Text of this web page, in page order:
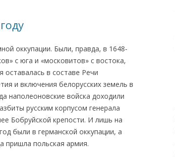
ОТЗЫВЫ, ПРЕДЛОЖЕНИЯ,
УТОЧНЕНИЯ, ДОПОЛНЕНИЯ
КТО КОГО ИЩЕТ
оккупации. Были, правда, в 1648-
с юга и «московитов» с востока,
в составе Речи
и включения белорусских земель в
наполеоновские войска доходили
русским корпусом генерала
Бобруйской крепости. И лишь на
были в германской оккупации, а
пришла польская армия.